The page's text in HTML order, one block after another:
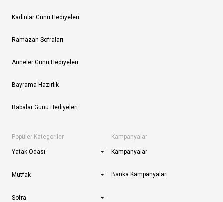
Kadınlar Günü Hediyeleri
Ramazan Sofraları
Anneler Günü Hediyeleri
Bayrama Hazırlık
Babalar Günü Hediyeleri
Popüler Kategoriler
Yatak Odası
Mutfak
Sofra
Kampanyalar
Kampanyalar
Banka Kampanyaları